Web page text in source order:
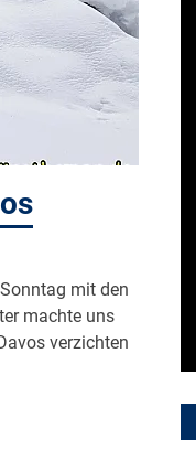
mit den
machte uns
verzichten